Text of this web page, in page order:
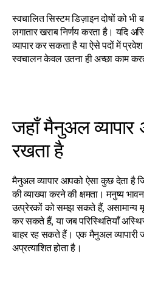
स्वचालित सिस्टम डिज़ाइन दोषों को भी
लगातार खराब निर्णय करता है। यदि
व्यापार कर सकता है या ऐसे पदों में
स्वचालन केवल उतना ही अच्छा काम
जहाँ मैनुअल व्यापार
रखता है
मैनुअल व्यापार आपको ऐसा कुछ देता है
की व्याख्या करने की क्षमता। मनुष्य
उत्प्रेरकों को समझ सकते हैं, असामान्य
कर सकते हैं, या जब परिस्थितियाँ
बाहर रह सकते हैं। एक मैनुअल
अप्रत्याशित होता है।